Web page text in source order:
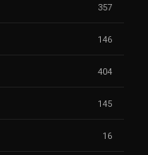
357
146
404
145
16